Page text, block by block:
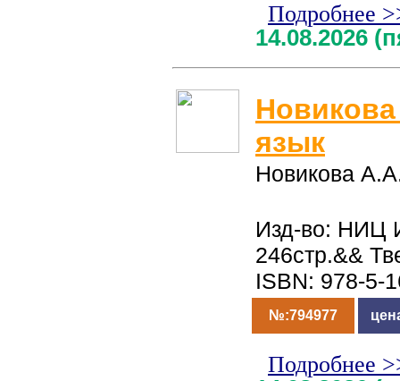
Подробнее
14.08.2026
язык
Новикова
Изд-во: НИЦ
246стр.&&
ISBN: 978-5-
№:794977
Подробнее